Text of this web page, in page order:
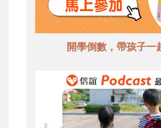
開學倒數，帶孩子一